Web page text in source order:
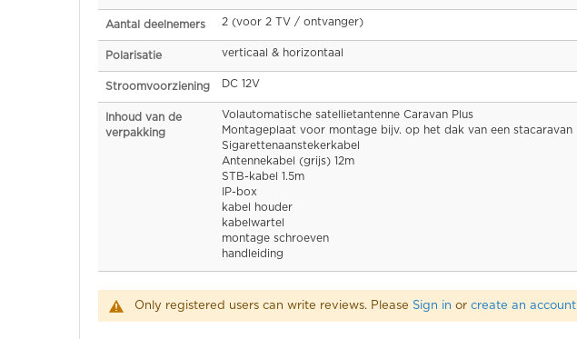
Aantal deelnemers 2 (voor 2 TV / ontvanger)
Polarisatie verticaal & horizontaal
Stroomvoorziening DC 12V
Inhoud van de
verpakking
Volautomatische satellietantenne Caravan Plus
Montageplaat voor montage bijv. op het dak van een stacaravan
Sigarettenaanstekerkabel
Antennekabel (grijs) 12m
STB-kabel 1.5m
IP-box
kabel houder
kabelwartel
montage schroeven
handleiding
Only registered users can write reviews. Please Sign in or create an account